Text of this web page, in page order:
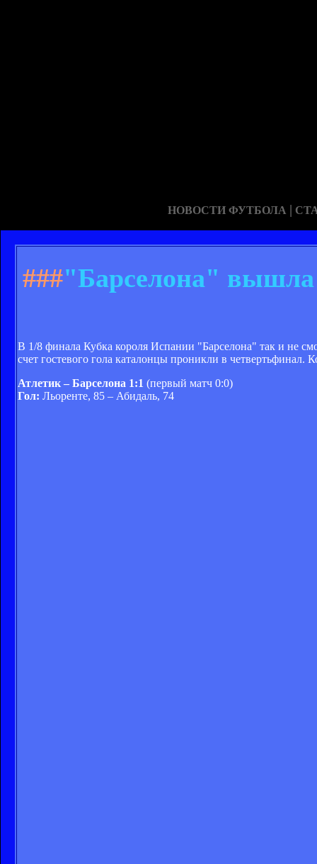
НОВОСТИ ФУТБОЛА |
###"Барселона" вышла
В 1/8 финала Кубка короля Испании "Барселона" так и не
счет гостевого гола каталонцы проникли в
Атлетик – Барселона 1:1 (первый матч 0:0)
Гол: Льоренте, 85 – Абидаль, 74